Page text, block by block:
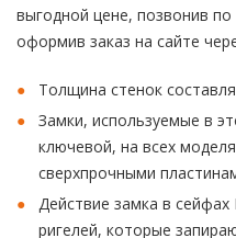
выгодной цене, позвонив
оформив заказ на сайте
Толщина стенок
Замки, используемые в
ключевой, на всех
сверхпрочными
Действие замка в
ригелей, которые